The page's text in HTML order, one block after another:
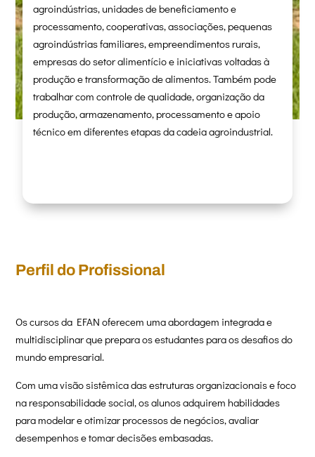
agroindústrias, unidades de beneficiamento e
processamento, cooperativas, associações, pequenas
agroindústrias familiares, empreendimentos rurais,
empresas do setor alimentício e iniciativas voltadas à
produção e transformação de alimentos. Também pode
trabalhar com controle de qualidade, organização da
produção, armazenamento, processamento e apoio
técnico em diferentes etapas da cadeia agroindustrial.
Perfil do Profissional
Os cursos da EFAN oferecem uma abordagem integrada e
multidisciplinar que prepara os estudantes para os desafios do
mundo empresarial.
Com uma visão sistêmica das estruturas organizacionais e foco
na responsabilidade social, os alunos adquirem habilidades
para modelar e otimizar processos de negócios, avaliar
desempenhos e tomar decisões embasadas.